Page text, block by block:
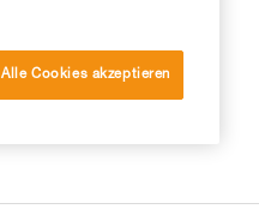
Alle Cookies akzeptieren